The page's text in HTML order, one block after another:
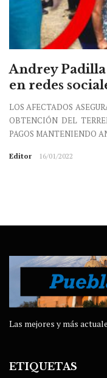
Andrey
en redes
LOS AFECTADOS
OBTENCIÓN DEL
PAGOS MANTENIENDO
Editor 16/01/2022
Las mejores y más
ETIQUETAS